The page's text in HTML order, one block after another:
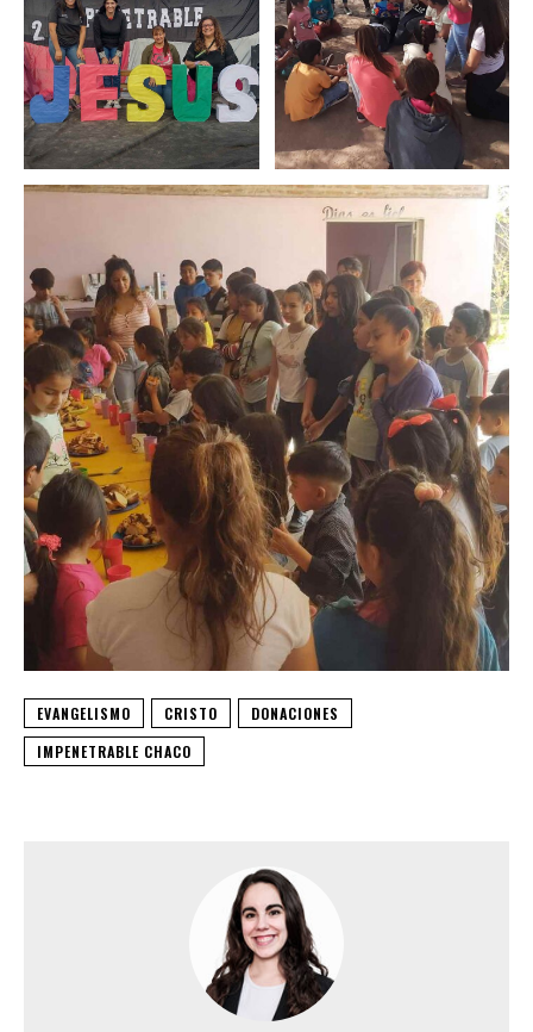
EVANGELISMO CRISTO
DONACIONES
IMPENETRABLE CHACO